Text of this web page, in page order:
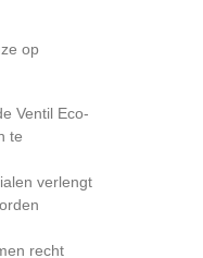
op
Ventil Eco-
te
verlengt
recht